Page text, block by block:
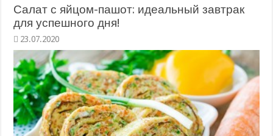
Салат с яйцом-пашот: идеальный завтрак
для успешного дня!
23.07.2020